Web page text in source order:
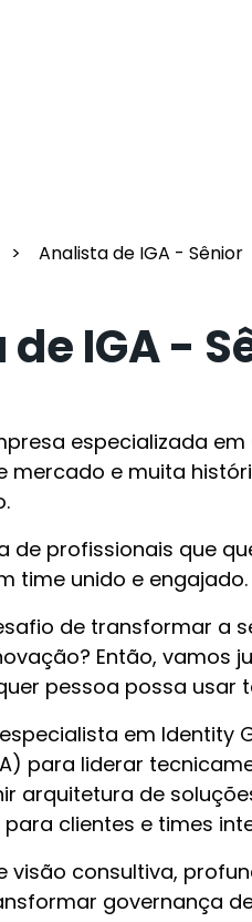
> Analista de IGA - Sênior
IGA -
especializada
mercado e muita
de profissionais que
time unido e engajado.
de transformar a
Então, vamos
pessoa possa usar
em Identity
para liderar
arquitetura de
clientes e times
visão consultiva,
governança